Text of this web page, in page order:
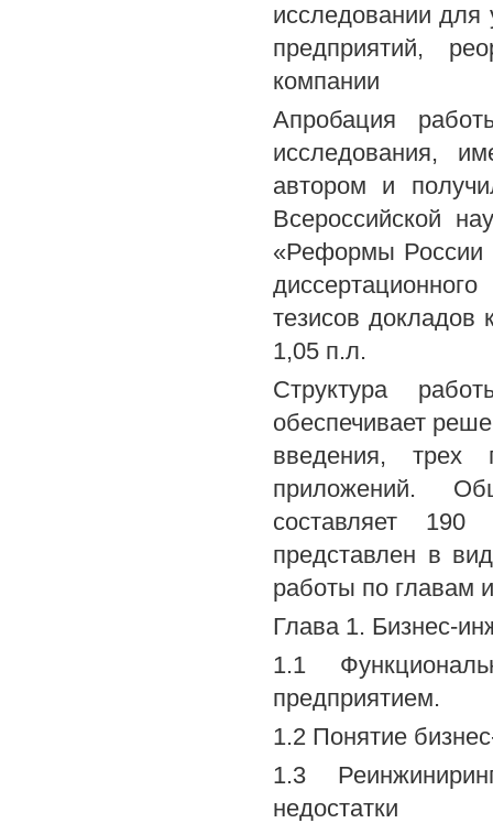
исследовании для
предприятий,
компании
Апробация
исследования,
автором и
Всероссийской
«Реформы России
тезисов
1,05 п.л.
Структура
обеспечивает
введения, трех
приложений.
составляет 190
представлен в
работы по главам
Глава 1. Бизнес-
1.1
предприятием.
1.2 Понятие
1.3
недостатки